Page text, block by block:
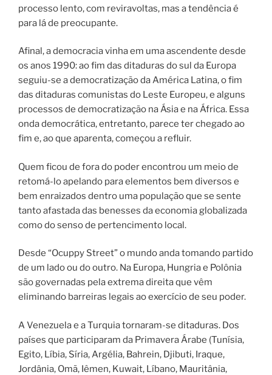
processo lento, com reviravoltas, mas a tendência é
para lá de preocupante.
Afinal, a democracia vinha em uma ascendente desde
os anos 1990: ao fim das ditaduras do sul da Europa
seguiu-se a democratização da América Latina, o fim
das ditaduras comunistas do Leste Europeu, e alguns
processos de democratização na Ásia e na África. Essa
onda democrática, entretanto, parece ter chegado ao
fim e, ao que aparenta, começou a refluir.
Quem ficou de fora do poder encontrou um meio de
retomá-lo apelando para elementos bem diversos e
bem enraizados dentro uma população que se sente
tanto afastada das benesses da economia globalizada
como do senso de pertencimento local.
Desde “Ocuppy Street” o mundo anda tomando partido
de um lado ou do outro. Na Europa, Hungria e Polônia
são governadas pela extrema direita que vêm
eliminando barreiras legais ao exercício de seu poder.
A Venezuela e a Turquia tornaram-se ditaduras. Dos
países que participaram da Primavera Árabe (Tunísia,
Egito, Líbia, Síria, Argélia, Bahrein, Djibuti, Iraque,
Jordânia, Omã, Iêmen, Kuwait, Líbano, Mauritânia,